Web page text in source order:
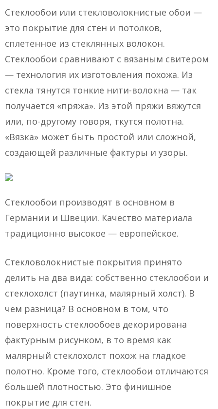
Стеклообои или стекловолокнистые обои —
это покрытие для стен и потолков,
сплетенное из стеклянных волокон.
Стеклообои сравнивают с вязаным свитером
— технология их изготовления похожа. Из
стекла тянутся тонкие нити-волокна — так
получается «пряжа». Из этой пряжи вяжутся
или, по-другому говоря, ткутся полотна.
«Вязка» может быть простой или сложной,
создающей различные фактуры и узоры.
Стеклообои производят в основном в
Германии и Швеции. Качество материала
традиционно высокое — европейское.
Стекловолокнистые покрытия принято
делить на два вида: собственно стеклообои и
стеклохолст (паутинка, малярный холст). В
чем разница? В основном в том, что
поверхность стеклообоев декорирована
фактурным рисунком, в то время как
малярный стеклохолст похож на гладкое
полотно. Кроме того, стеклообои отличаются
большей плотностью. Это финишное
покрытие для стен.